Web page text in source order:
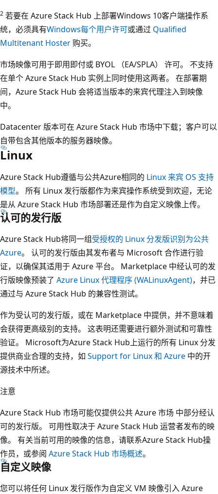
2 若要在 Azure Stack Hub 上部署Windows 10客户端操作系
统，必须具有Windows每个用户许可或通过 Qualified
Multitenant Hoster 购买。
市场映像可用于即用即付或 BYOL （EA/SPLA） 许可。 不支持
在单个 Azure Stack Hub 实例上同时使用这两者。 在部署期
间，Azure Stack Hub 会将适当版本的来宾代理注入到映像
中。
Datacenter 版本可在 Azure Stack Hub 市场中下载；客户可以
自带包含其他版本的服务器映像。
Linux
Azure Stack Hub遵循与公共Azure相同的 Linux 来宾 OS 支持
模型。 所有 Linux 发行版都作为来宾操作系统受到欢迎，无论
是从 Azure Stack Hub 市场部署还是作为自定义映像上传。
认可的发行版
Azure Stack Hub将同一组受授权的 Linux 分发版识别为公共
Azure。 认可的发行版由其发布者与 Microsoft 合作进行验
证，以确保其适用于 Azure 平台。 Marketplace 中经认可的发
行版映像预装了 Azure Linux 代理程序 (WALinuxAgent)，并已
通过与 Azure Stack Hub 的兼容性测试。
作为受认可的发行版，或在 Marketplace 中提供，并不意味着
会获得更高级别的支持。 这表明还需要进行额外测试和可靠性
验证。 Microsoft为Azure Stack Hub上运行的所有 Linux 分发
提供商业合理的支持，如 Support for Linux 和 Azure 中的开
源技术中所述。
注意
Azure Stack Hub 市场可能仅提供公共 Azure 市场 中部分经认
可的发行版。 可用性取决于 Azure Stack Hub 运营者发布的映
像。 有关当前可用的映像的信息，请联系Azure Stack Hub操
作员，或参阅 Azure Stack Hub 市场概述。
自定义映像
您可以将任何 Linux 发行版作为自定义 VM 映像引入 Azure